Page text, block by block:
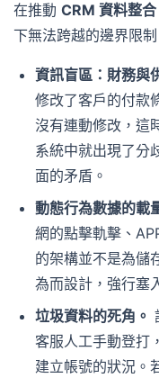
在推動 CRM 資料整合
下無法跨越的邊界限制
資訊盲區：財務與
修改了客戶的付款
沒有連動修改，這
系統中就出現了分
面的矛盾。
動態行為數據的載
網的點擊軌擊、
的架構並不是為儲
為而設計，強行塞
垃圾資料的死角。
客服人工手動登打
建立帳號的狀況。